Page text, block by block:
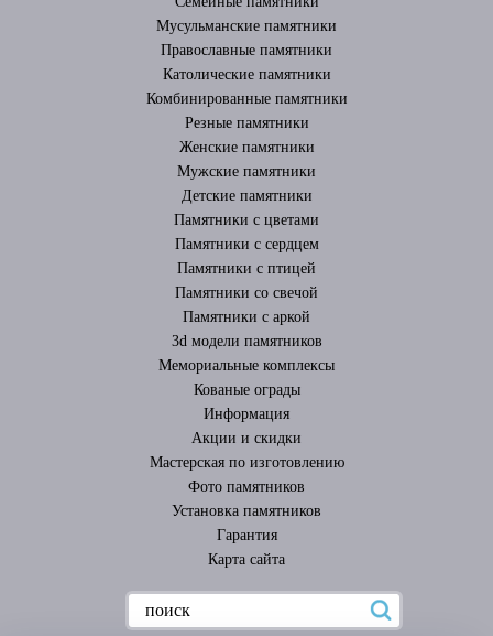
Мусульманские памятники
Православные памятники
Католические памятники
Комбинированные памятники
Резные памятники
Женские памятники
Мужские памятники
Детские памятники
Памятники с цветами
Памятники с сердцем
Памятники с птицей
Памятники со свечой
Памятники с аркой
3d модели памятников
Мемориальные комплексы
Кованые ограды
Информация
Акции и скидки
Мастерская по изготовлению
Фото памятников
Установка памятников
Гарантия
Карта сайта